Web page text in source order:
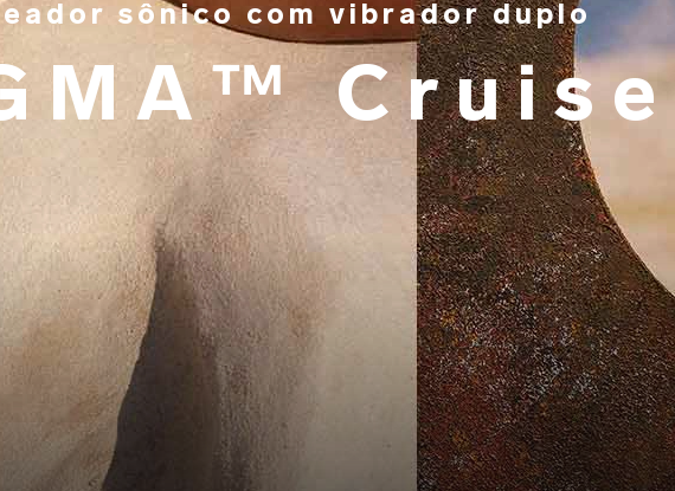
sônico com vibrador duplo
Cruise